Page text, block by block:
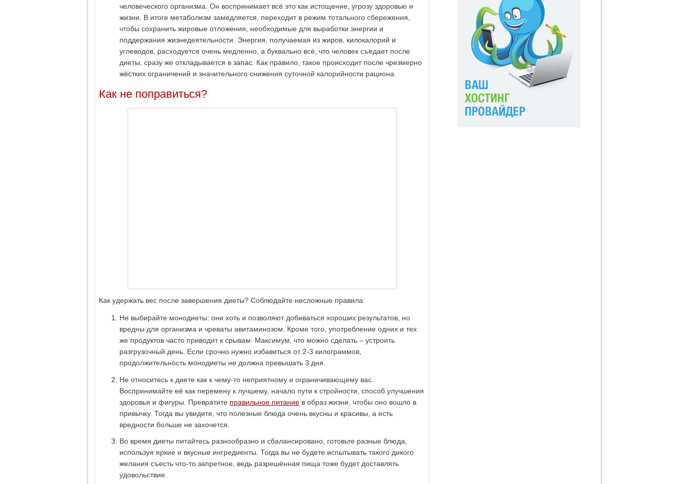
человеческого организма. Он воспринимает всё это как истощение, угрозу здоровью и
жизни. В итоге метаболизм замедляется, переходит в режим тотального сбережения,
чтобы сохранить жировые отложения, необходимые для выработки энергии и
поддержания жизнедеятельности. Энергия, получаемая из жиров, килокалорий и
углеводов, расходуется очень медленно, а буквально всё, что человек съедает после
диеты, сразу же откладывается в запас. Как правило, такое происходит после чрезмерно
жёстких ограничений и значительного снижения суточной калорийности рациона.
Как не поправиться?
Как удержать вес после завершения диеты? Соблюдайте несложные правила:
Не выбирайте монодиеты: они хоть и позволяют добиваться хороших результатов, но
вредны для организма и чреваты авитаминозом. Кроме того, употребление одних и тех
же продуктов часто приводит к срывам. Максимум, что можно сделать – устроить
разгрузочный день. Если срочно нужно избавиться от 2-3 килограммов,
продолжительность монодиеты не должна превышать 3 дня.
Не относитесь к диете как к чему-то неприятному и ограничивающему вас.
Воспринимайте её как перемену к лучшему, начало пути к стройности, способ улучшения
здоровья и фигуры. Превратите правильное питание в образ жизни, чтобы оно вошло в
привычку. Тогда вы увидите, что полезные блюда очень вкусны и красивы, а есть
вредности больше не захочется.
Во время диеты питайтесь разнообразно и сбалансировано, готовьте разные блюда,
используя яркие и вкусные ингредиенты. Тогда вы не будете испытывать такого дикого
желания съесть что-то запретное, ведь разрешённая пища тоже будет доставлять
удовольствие.